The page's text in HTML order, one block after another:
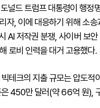
널드 트럼프 대통령이 행정
자, 이에 대응하기 위해 소
AI 저작권 분쟁, 사이버 보
로비 인력을 대거 고용했다.
테크의 지출 규모는 압도적
450만 달러(약 66억 원),